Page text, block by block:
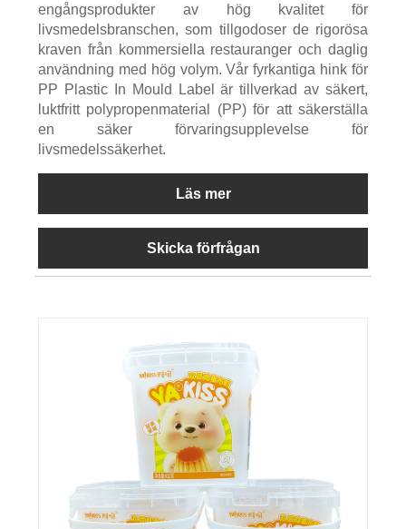
engångsprodukter av hög kvalitet för
livsmedelsbranschen, som tillgodoser de rigorösa
kraven från kommersiella restauranger och daglig
användning med hög volym. Vår fyrkantiga hink för
PP Plastic In Mould Label är tillverkad av säkert,
luktfritt polypropenmaterial (PP) för att säkerställa
en säker förvaringsupplevelse för
livsmedelssäkerhet.
Läs mer
Skicka förfrågan